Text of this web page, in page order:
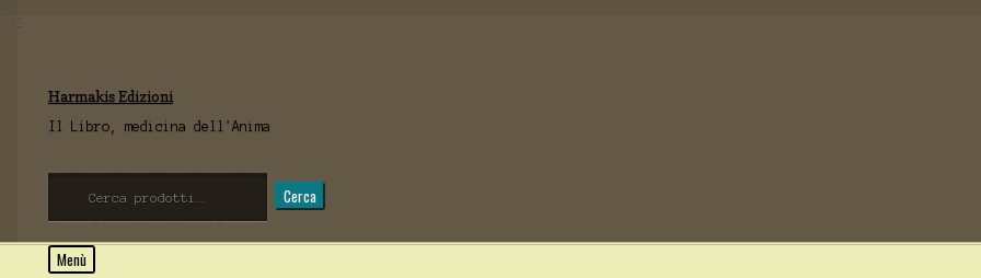
Vai
alla
navigazione
Vai
al
contenuto
Harmakis Edizioni
Il Libro, medicina dell'Anima
Cerca
Menù